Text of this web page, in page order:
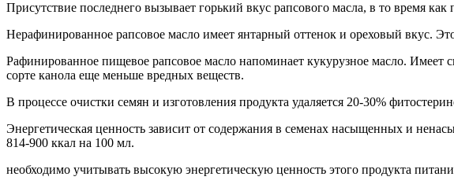
Присутствие последнего вызывает горький вкус рапсового масла, в то время
Нерафинированное рапсовое масло имеет янтарный оттенок и ореховый вкус.
Рафинированное пищевое рапсовое масло напоминает кукурузное масло.
сорте канола еще меньше вредных веществ.
В процессе очистки семян и изготовления продукта удаляется 20-30%
Энергетическая ценность зависит от содержания в семенах насыщенных и
814-900 ккал на 100 мл.
необходимо учитывать высокую энергетическую ценность этого продукта